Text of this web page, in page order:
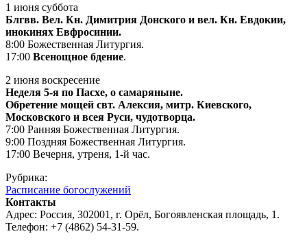
1 июня суббота
Блгвв. Вел. Кн. Димитрия Донского и вел. Кн. Евдокии,
инокинях Евфросинии.
8:00 Божественная Литургия.
17:00 Всенощное бдение.
2 июня воскресение
Неделя 5-я по Пасхе, о самаряныне.
Обретение мощей свт. Алексия, митр. Киевского,
Московского и всея Руси, чудотворца.
7:00 Ранняя Божественная Литургия.
9:00 Поздняя Божественная Литургия.
17:00 Вечерня, утреня, 1-й час.
Рубрика:
Расписание богослужений
Контакты
Адрес: Россия, 302001, г. Орёл, Богоявленская площадь, 1.
Телефон: +7 (4862) 54-31-59.